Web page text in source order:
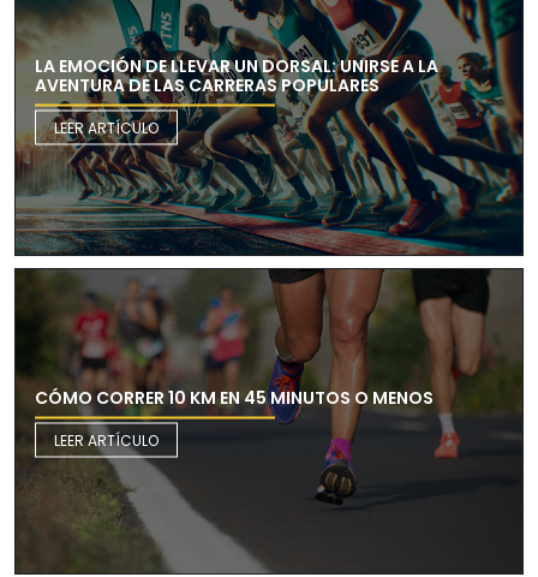
LA EMOCIÓN DE LLEVAR UN DORSAL: UNIRSE A LA
AVENTURA DE LAS CARRERAS POPULARES
LEER ARTÍCULO
CÓMO CORRER 10 KM EN 45 MINUTOS O MENOS
LEER ARTÍCULO